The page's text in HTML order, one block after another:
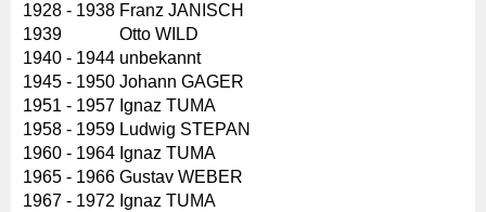
1928 - 1938 Franz JANISCH
1939
Otto WILD
1940 - 1944 unbekannt
1945 - 1950 Johann GAGER
1951 - 1957 Ignaz TUMA
1958 - 1959 Ludwig STEPAN
1960 - 1964 Ignaz TUMA
1965 - 1966 Gustav WEBER
1967 - 1972 Ignaz TUMA